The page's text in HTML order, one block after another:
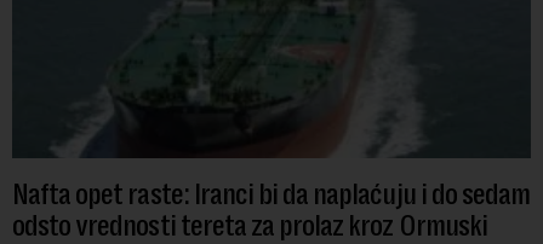
Nafta opet raste: Iranci bi da naplaćuju i do sedam
odsto vrednosti tereta za prolaz kroz Ormuski